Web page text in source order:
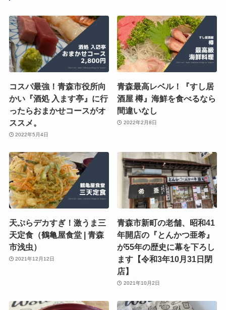
コスパ最強！青森市役所向
かい『酒処 入ます亭』に行
ったらおまかせコースがオ
ススメ。
2022年5月4日
青森最高レベル！『すし居
酒屋 樽』海鮮を食べるなら
間違いなし
2022年2月8日
天ぷらデカすぎ！激うま三
天定食（鶴亀屋食堂 | 青森
市浅虫）
2021年12月12日
青森市新町の老舗、昭和41
年開店の『とんかつ亜希』
が55年の歴史に幕を下ろし
ます【令和3年10月31日閉
店】
2021年10月2日